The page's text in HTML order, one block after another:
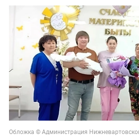
Обложка © Администрация